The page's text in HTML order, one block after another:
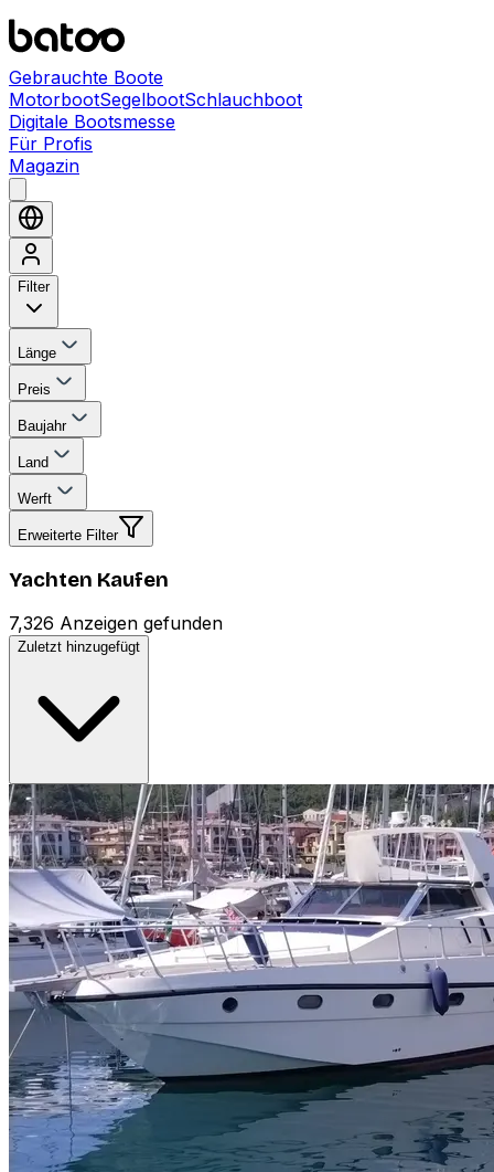
Gebrauchte Boote
MotorbootSegelbootSchlauchboot
Digitale Bootsmesse
Für Profis
Magazin
Filter
Länge
Preis
Baujahr
Land
Werft
Erweiterte Filter
Yachten Kaufen
7,326 Anzeigen gefunden
Zuletzt hinzugefügt